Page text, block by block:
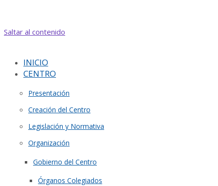
Saltar al contenido
INICIO
CENTRO
Presentación
Creación del Centro
Legislación y Normativa
Organización
Gobierno del Centro
Órganos Colegiados